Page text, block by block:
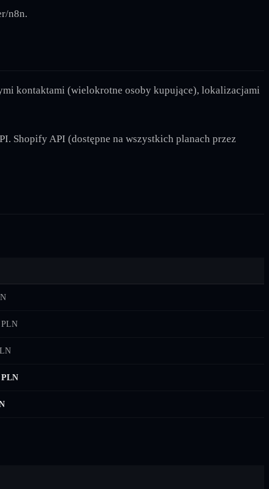
n8n.
kontaktami (wielokrotne osoby kupujące), lokalizacjami
Shopify API (dostępne na wszystkich planach przez
PLN
PLN